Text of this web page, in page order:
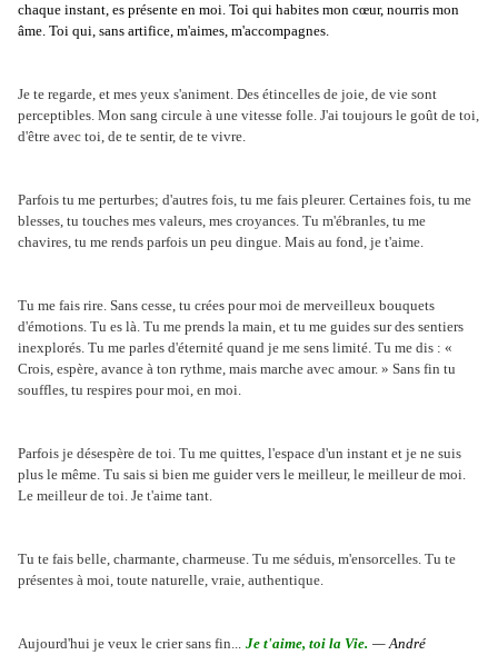
chaque instant, es présente en moi. Toi qui habites mon cœur, nourris mon
âme. Toi qui, sans artifice, m'aimes, m'accompagnes.
Je te regarde, et mes yeux s'animent. Des étincelles de joie, de vie sont
perceptibles. Mon sang circule à une vitesse folle. J'ai toujours le goût de toi,
d'être avec toi, de te sentir, de te vivre.
Parfois tu me perturbes; d'autres fois, tu me fais pleurer. Certaines fois, tu me
blesses, tu touches mes valeurs, mes croyances. Tu m'ébranles, tu me
chavires, tu me rends parfois un peu dingue. Mais au fond, je t'aime.
Tu me fais rire. Sans cesse, tu crées pour moi de merveilleux bouquets
d'émotions. Tu es là. Tu me prends la main, et tu me guides sur des sentiers
inexplorés. Tu me parles d'éternité quand je me sens limité. Tu me dis : «
Crois, espère, avance à ton rythme, mais marche avec amour. » Sans fin tu
souffles, tu respires pour moi, en moi.
Parfois je désespère de toi. Tu me quittes, l'espace d'un instant et je ne suis
plus le même. Tu sais si bien me guider vers le meilleur, le meilleur de moi.
Le meilleur de toi. Je t'aime tant.
Tu te fais belle, charmante, charmeuse. Tu me séduis, m'ensorcelles. Tu te
présentes à moi, toute naturelle, vraie, authentique.
Aujourd'hui je veux le crier sans fin... Je t'aime, toi la Vie. — André